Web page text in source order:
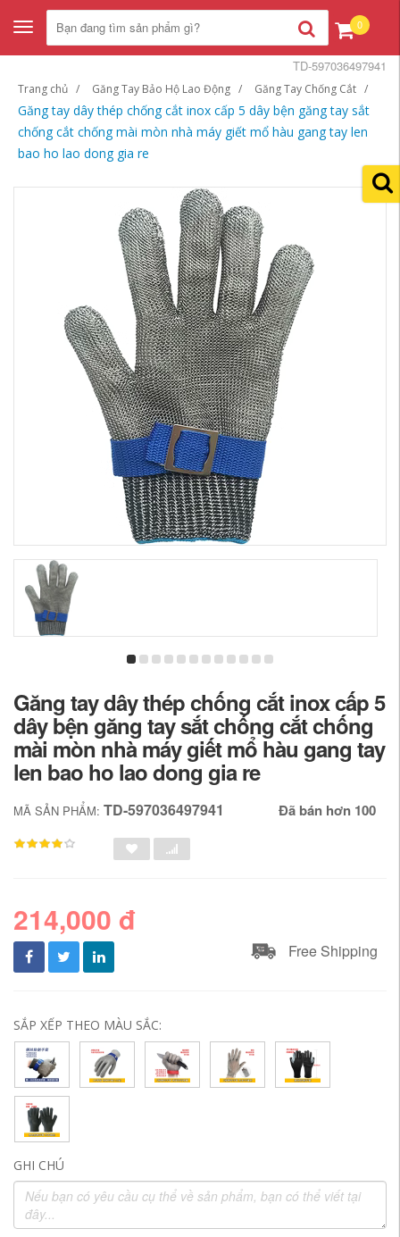
Toggle
navigation
0
Trang chủ Găng Tay Bảo Hộ Lao Động Găng Tay Chống Cắt
Găng tay dây thép chống cắt inox cấp 5 dây bện găng tay sắt
chống cắt chống mài mòn nhà máy giết mổ hàu gang tay len
bao ho lao dong gia re
TD-597036497941
Găng tay dây thép chống cắt inox cấp 5
dây bện găng tay sắt chống cắt chống
mài mòn nhà máy giết mổ hàu gang tay
len bao ho lao dong gia re
MÃ SẢN PHẨM: TD-597036497941 Đã bán hơn 100
214,000 đ
Free Shipping
SẮP XẾP THEO MÀU SẮC:
GHI CHÚ